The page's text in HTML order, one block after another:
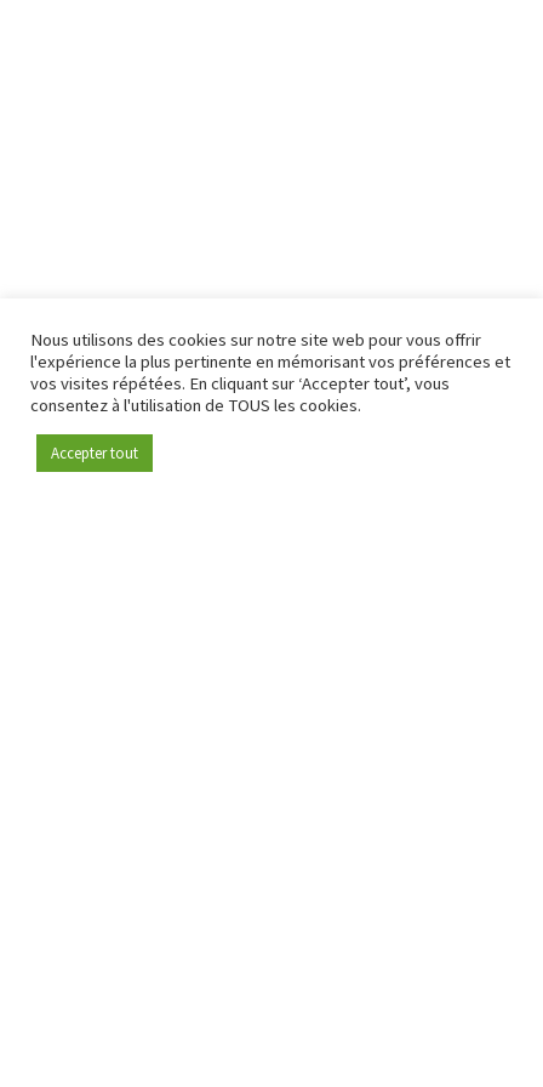
Devenez membre
Nous utilisons des cookies sur notre site web pour vous offrir
l'expérience la plus pertinente en mémorisant vos préférences et
vos visites répétées. En cliquant sur ‘Accepter tout’, vous
consentez à l'utilisation de TOUS les cookies.
Accepter tout